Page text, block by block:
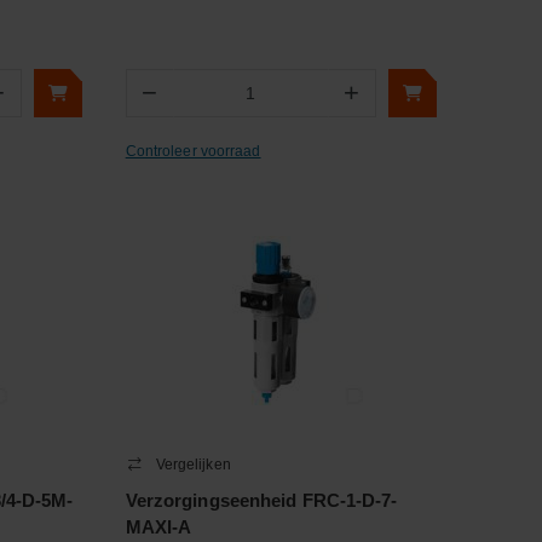
− +
Controleer voorraad
D-5M-
Vergelijken
Verzorgingseenheid FRC-1-D-7-
MAXI-A